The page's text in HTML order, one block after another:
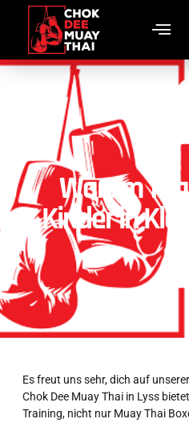
Warum
Kinder in
Es freut uns sehr, dich auf
Chok Dee Muay Thai in Lyss
Training, nicht nur Muay Thai